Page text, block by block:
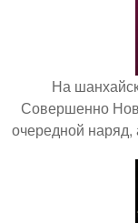
На
Совершенно
очередной